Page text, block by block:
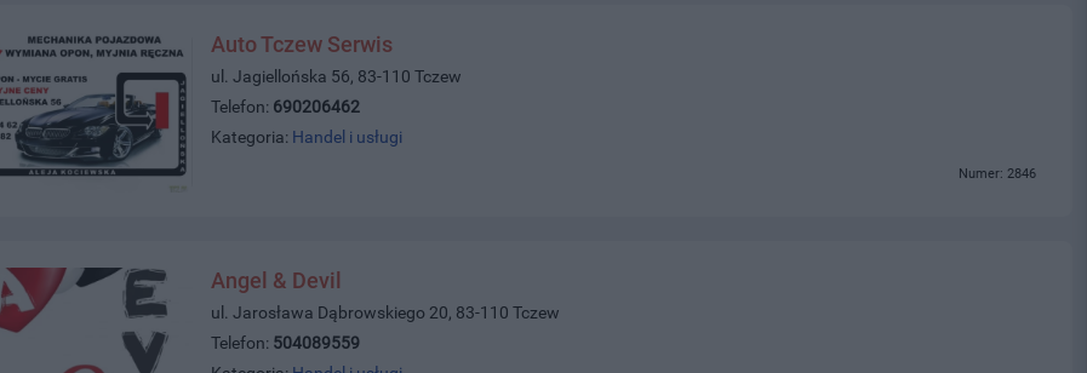
Auto Tczew Serwis
ul. Jagiellońska 56, 83-110 Tczew
Telefon: 690206462
Kategoria: Handel i usługi
Numer: 2846
Angel & Devil
ul. Jarosława Dąbrowskiego 20, 83-110 Tczew
Telefon: 504089559